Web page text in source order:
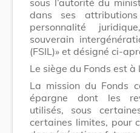
dans ses
personnalité
souverain
(FSIL)» et désigné ci-
Le siège du Fonds est à
La mission du Fonds
épargne dont les
utilisés, sous
certaines limites, pour